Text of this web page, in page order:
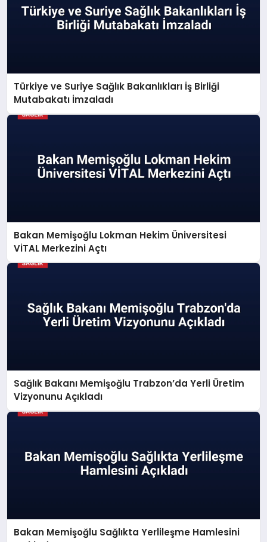
Türkiye ve Suriye Sağlık Bakanlıkları İş Birliği
Mutabakatı İmzaladı
Bakan Memişoğlu Lokman Hekim Üniversitesi
VİTAL Merkezini Açtı
Sağlık Bakanı Memişoğlu Trabzon’da Yerli Üretim
Vizyonunu Açıkladı
Bakan Memişoğlu Sağlıkta Yerlileşme Hamlesini